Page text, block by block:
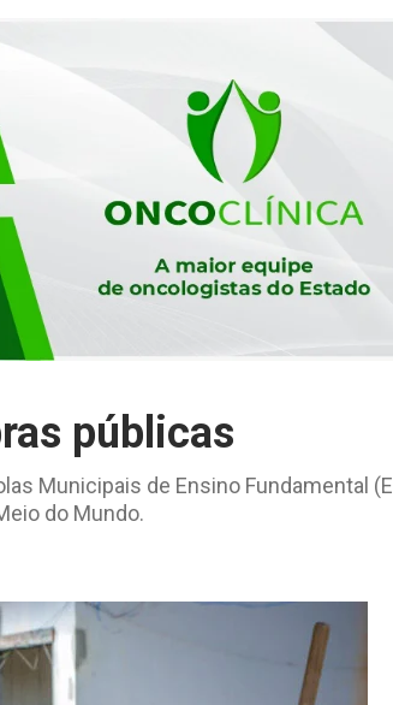
públicas
Municipais de Ensino Fundamental
do Mundo.